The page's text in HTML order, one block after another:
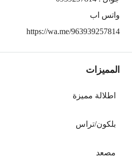
واتس اب
https://wa.me/963939257814
المميزات
اطلالة مميزة
بلكون/تراس
مصعد